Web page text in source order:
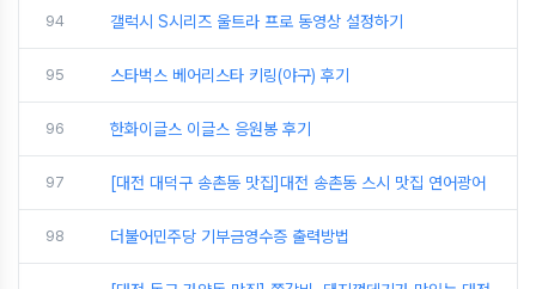
94 갤럭시 S시리즈 울트라 프로 동영상 설정하기
95 스타벅스 베어리스타 키링(야구) 후기
96 한화이글스 이글스 응원봉 후기
97 [대전 대덕구 송촌동 맛집]대전 송촌동 스시 맛집 연어광어
98 더불어민주당 기부금영수증 출력방법